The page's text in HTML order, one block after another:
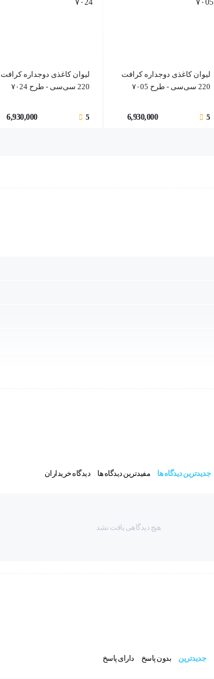
لیوان کاغذی دوجداره کرافت
220 سی‌سی - طرح ۷۰05
5
6,930,000
لیوان کاغذی دوجداره کرافت
220 سی‌سی - طرح ۷۰24
5
6,930,000
جدیدترین دیدگاه ها مفیدترین دیدگاه ها دیدگاه خریداران
هیچ دیدگاهی یافت نشد
جدیدترین بدون پاسخ دارای پاسخ